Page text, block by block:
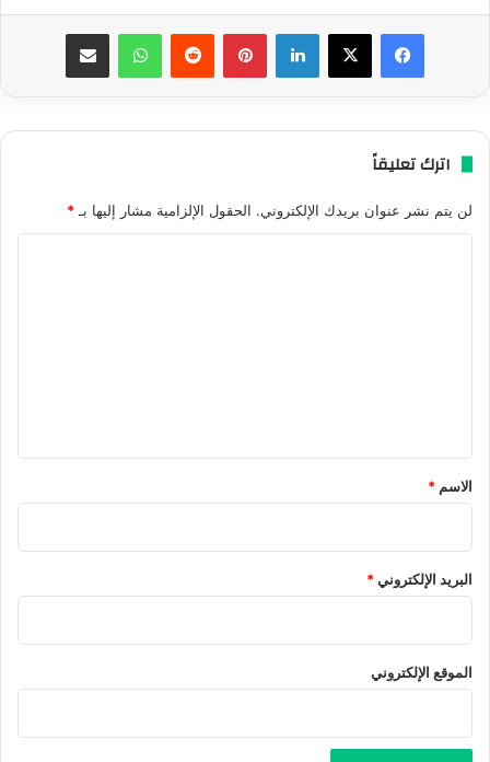
فيسبوك ‫X لينكدإن بينتيريست واتساب مشاركة عبر البريد
اترك تعليقاً
لن يتم نشر عنوان بريدك الإلكتروني. الحقول الإلزامية مشار إليها بـ *
*
الاسم *
البريد الإلكتروني*
الموقع الإلكتروني